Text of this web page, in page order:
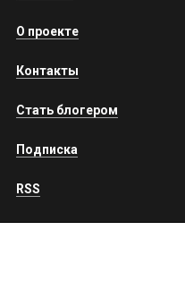
О проекте
Контакты
Стать блогером
Подписка
RSS